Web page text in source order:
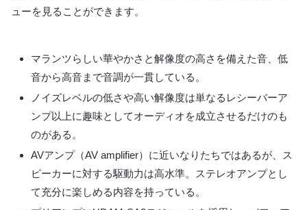
ューを見ることができます。
マランツらしい華やかさと解像度の高さを備えた音、低
音から高音まで音調が一貫している。
ノイズレベルの低さや高い解像度は単なるレシーバーア
ンプ以上に趣味としてオーディオを成立させるだけのも
のがある。
AVアンプ（AV amplifier）に近いなりたちではあるが、ス
ピーカーに対する駆動力は高水準。ステレオアンプとし
て充分に楽しめる内容を持っている。